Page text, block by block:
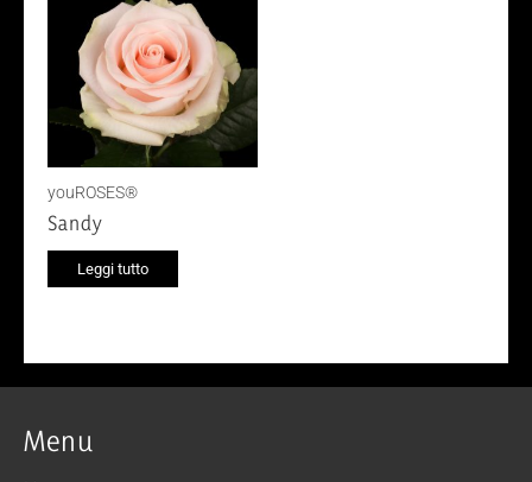
youROSES®
Sandy
Leggi tutto
Menu